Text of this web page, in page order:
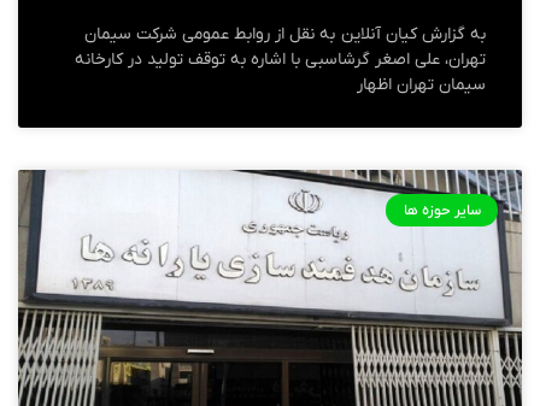
به گزارش کیان آنلاین به نقل از روابط عمومی شرکت سیمان
تهران، علی اصغر گرشاسبی با اشاره به توقف تولید در کارخانه
سیمان تهران اظهار
سایر حوزه ها